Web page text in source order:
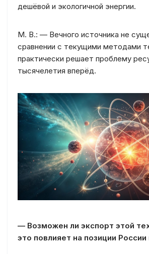
дешёвой и экологичной энергии.
М. В.: — Вечного источника не
сравнении с текущими методами
практически решает проблему
тысячелетия вперёд.
— Возможен ли экспорт этой
это повлияет на позиции